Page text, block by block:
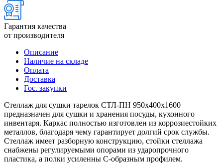
Гарантия качества
от производителя
Описание
Наличие на складе
Оплата
Доставка
Гос. закупки
Стеллаж для сушки тарелок СТЛ-ПН 950х400х1600
предназначен для сушки и хранения посуды, кухонного
инвентаря. Каркас полностью изготовлен из коррозиестойких
металлов, благодаря чему гарантирует долгий срок службы.
Стеллаж имеет разборную конструкцию, стойки стеллажа
снабжены регулируемыми опорами из ударопрочного
пластика, а полки усиленны С-образным профилем.